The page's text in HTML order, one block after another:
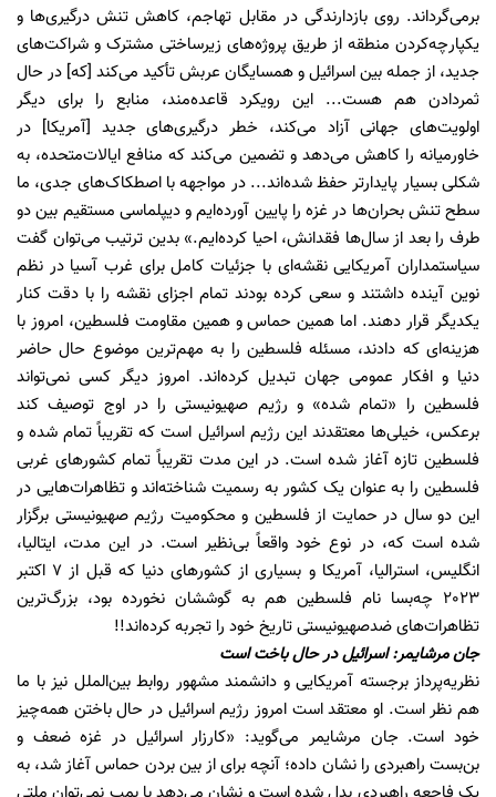
برمی‌گرداند. روی بازدارندگی در مقابل تهاجم، کاهش تنش درگیری‌ها و
یکپارچه‌کردن منطقه از طریق پروژه‌های زیرساختی مشترک و شراکت‌های
جدید، از جمله بین اسرائیل و همسایگان عربش تأکید می‌کند [که] در حال
ثمردادن هم هست... این رویکرد قاعده‌مند، منابع را برای دیگر
اولویت‌های جهانی آزاد می‌کند، خطر درگیری‌های جدید [آمریکا] در
خاورمیانه را کاهش می‌دهد و تضمین می‌کند که منافع ایالات‌متحده، به
شکلی بسیار پایدارتر حفظ شده‌اند... در مواجهه با اصطکاک‌های جدی، ما
سطح تنش بحران‌ها در غزه را پایین آورده‌ایم و دیپلماسی مستقیم بین دو
طرف را بعد از سال‌ها فقدانش، احیا کرده‌ایم.» بدین ترتیب می‌توان گفت
سیاستمداران آمریکایی نقشه‌ای با جزئیات کامل برای غرب آسیا در نظم
نوین آینده داشتند و سعی کرده بودند تمام اجزای نقشه را با دقت کنار
یکدیگر قرار دهند. اما همین حماس و همین مقاومت فلسطین، امروز با
هزینه‌ای که دادند، مسئله فلسطین را به مهم‌ترین موضوع حال حاضر
دنیا و افکار عمومی جهان تبدیل کرده‌اند. امروز دیگر کسی نمی‌تواند
فلسطین را «تمام شده» و رژیم صهیونیستی را در اوج توصیف کند
برعکس، خیلی‌ها معتقدند این رژیم اسرائیل است که تقریباً تمام شده و
فلسطین تازه آغاز شده است. در این مدت تقریباً تمام کشورهای غربی
فلسطین را به عنوان یک کشور به رسمیت شناخته‌اند و تظاهرات‌هایی در
این دو سال در حمایت از فلسطین و محکومیت رژیم صهیونیستی برگزار
شده است که، در نوع خود واقعاً بی‌نظیر است. در این مدت، ایتالیا،
انگلیس، استرالیا، آمریکا و بسیاری از کشورهای دنیا که قبل از 7 اکتبر
2023 چه‌بسا نام فلسطین هم به گوششان نخورده بود، بزرگ‌ترین
تظاهرات‌های ضدصهیونیستی تاریخ خود را تجربه کرده‌اند!!
جان مرشایمر: اسرائیل در حال باخت است
نظریه‌پرداز برجسته آمریکایی و دانشمند مشهور روابط بین‌الملل نیز با ما
هم نظر است. او معتقد است امروز رژیم اسرائیل در حال باختن همه‌چیز
خود است. جان مرشایمر می‌گوید: «کارزار اسرائیل در غزه ضعف و
بن‌بست راهبردی را نشان داده؛ آنچه برای از بین بردن حماس آغاز شد، به